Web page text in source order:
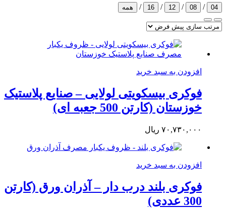
04
/
08
/
12
/
16
/ همه
افزودن به سبد خرید
فوکری بیسکویتی لولایی – صنایع پلاستیک
خوزستان (کارتن 500 جعبه ای)
۷۰,۷۳۰,۰۰۰ ریال
افزودن به سبد خرید
فوکری بلند درب دار – آذران ورق (کارتن
300 عددی)